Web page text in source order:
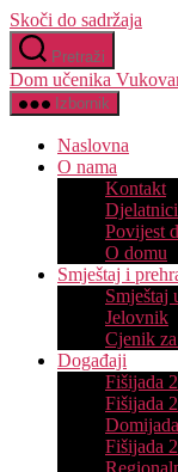
Skoči do sadržaja
Pretraži
Dom učenika
Izbornik
Naslovna
O nama
Kontakt
Djelatnici
Povijest
O domu
Smještaj i
Smještaj
Jelovnik
Cjenik
Događaji
Fišijada
Fišijada
Fišijada